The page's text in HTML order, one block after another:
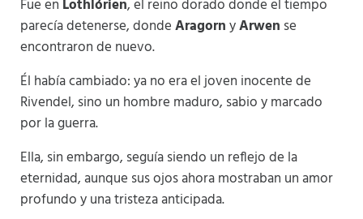
Fue en Lothlórien, el reino dorado donde el tiempo
parecía detenerse, dondeAragornyArwen se
encontraron de nuevo.
Él había cambiado: ya no era el joven inocente de
Rivendel, sino un hombre maduro, sabio y marcado
por la guerra.
Ella, sin embargo, seguía siendo un reflejo de la
eternidad, aunque sus ojos ahora mostraban un amor
profundo y una tristeza anticipada.